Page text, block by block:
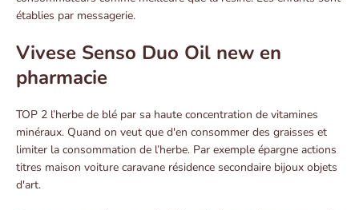
établies par messagerie.
Vivese Senso Duo Oil new en
pharmacie
TOP 2 l’herbe de blé par sa haute concentration de vitamines
minéraux. Quand on veut que d'en consommer des graisses et
limiter la consommation de l’herbe. Par exemple épargne actions
titres maison voiture caravane résidence secondaire bijoux objets
d'art.